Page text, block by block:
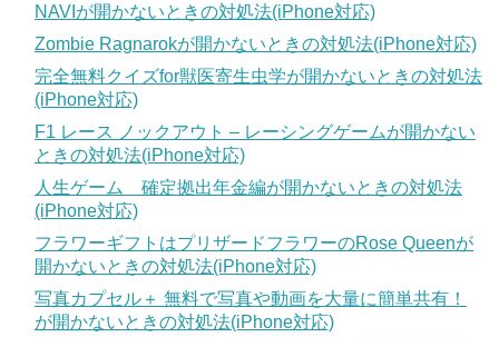
NAVIが開かないときの対処法(iPhone対応)
Zombie Ragnarokが開かないときの対処法(iPhone対応)
完全無料クイズfor獣医寄生虫学が開かないときの対処法
(iPhone対応)
F1 レース ノックアウト – レーシングゲームが開かない
ときの対処法(iPhone対応)
人生ゲーム 確定拠出年金編が開かないときの対処法
(iPhone対応)
フラワーギフトはプリザードフラワーのRose Queenが
開かないときの対処法(iPhone対応)
写真カプセル＋ 無料で写真や動画を大量に簡単共有！
が開かないときの対処法(iPhone対応)